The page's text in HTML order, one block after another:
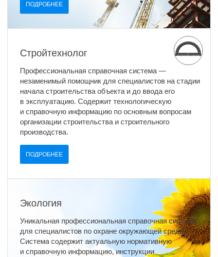
ПОДРОБНЕЕ
Стройтехнолог
Профессиональная справочная система —
незаменимый помощник для специалистов на стадии
начала строительства объекта и до ввода его
в эксплуатацию. Содержит технологическую
и справочную информацию по основным вопросам
организации строительства и строительного
производства.
ПОДРОБНЕЕ
Экология
Уникальная профессиональная справочная система
для специалистов по охране окружающей среды.
Система содержит актуальную нормативную
и справочную информацию, инструкции